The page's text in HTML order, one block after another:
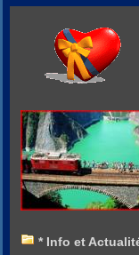
* Info et